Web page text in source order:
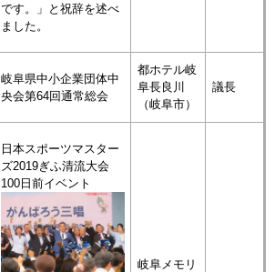
です。」と祝辞を述べ
ました。
岐阜県中小企業団体中
央会第64回通常総会
都ホテル岐
阜長良川
（岐阜市）
議長
日本スポーツマスター
ズ2019ぎふ清流大会
100日前イベント
岐阜メモリ